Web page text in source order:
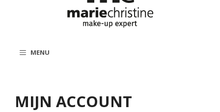
MENU
MIJN ACCOUNT